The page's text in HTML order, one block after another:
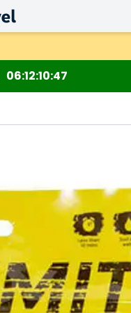
06 12 10 45